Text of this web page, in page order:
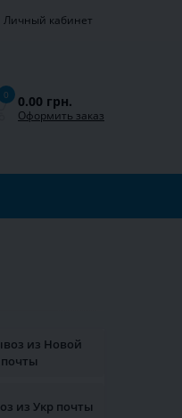
Личный кабинет
0 0.00 грн.
Оформить заказ
из Новой
почты
из Укр почты